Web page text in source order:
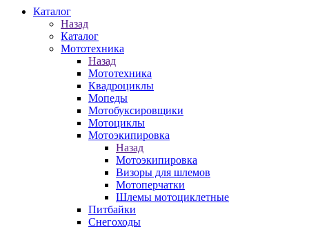
Каталог
Назад
Каталог
Мототехника
Назад
Мототехника
Квадроциклы
Мопеды
Мотобуксировщики
Мотоциклы
Мотоэкипировка
Назад
Мотоэкипировка
Визоры для шлемов
Мотоперчатки
Шлемы мотоциклетные
Питбайки
Снегоходы